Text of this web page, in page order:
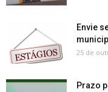
Envie
25 de
Prazo